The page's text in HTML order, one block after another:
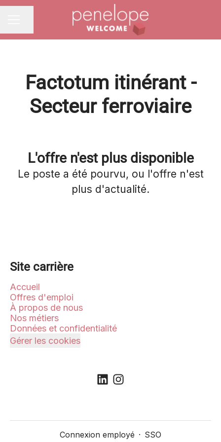
Partager la page
Factotum itinérant -
Secteur ferroviaire
L'offre n'est plus disponible
Le poste a été pourvu, ou l'offre n'est
plus d'actualité.
Site carrière
Accueil
Offres d'emploi
À propos de nous
Nos métiers
Données et confidentialité
Gérer les cookies
Connexion employé · SSO